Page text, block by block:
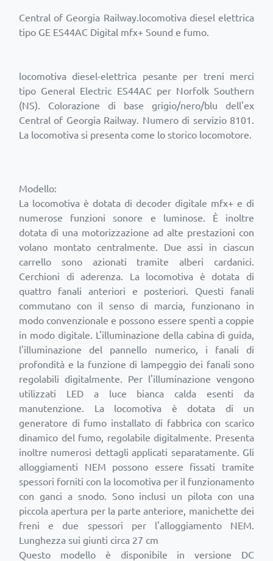
Central of Georgia Railway.locomotiva diesel elettrica
tipo GE ES44AC Digital mfx+ Sound e fumo.
locomotiva diesel-elettrica pesante per treni merci
tipo General Electric ES44AC per Norfolk Southern
(NS). Colorazione di base grigio/nero/blu dell'ex
Central of Georgia Railway. Numero di servizio 8101.
La locomotiva si presenta come lo storico locomotore.
Modello:
La locomotiva è dotata di decoder digitale mfx+ e di
numerose funzioni sonore e luminose. È inoltre
dotata di una motorizzazione ad alte prestazioni con
volano montato centralmente. Due assi in ciascun
carrello sono azionati tramite alberi cardanici.
Cerchioni di aderenza. La locomotiva è dotata di
quattro fanali anteriori e posteriori. Questi fanali
commutano con il senso di marcia, funzionano in
modo convenzionale e possono essere spenti a coppie
in modo digitale. L'illuminazione della cabina di guida,
l'illuminazione del pannello numerico, i fanali di
profondità e la funzione di lampeggio dei fanali sono
regolabili digitalmente. Per l'illuminazione vengono
utilizzati LED a luce bianca calda esenti da
manutenzione. La locomotiva è dotata di un
generatore di fumo installato di fabbrica con scarico
dinamico del fumo, regolabile digitalmente. Presenta
inoltre numerosi dettagli applicati separatamente. Gli
alloggiamenti NEM possono essere fissati tramite
spessori forniti con la locomotiva per il funzionamento
con ganci a snodo. Sono inclusi un pilota con una
piccola apertura per la parte anteriore, manichette dei
freni e due spessori per l'alloggiamento NEM.
Lunghezza sui giunti circa 27 cm
Questo modello è disponibile in versione DC